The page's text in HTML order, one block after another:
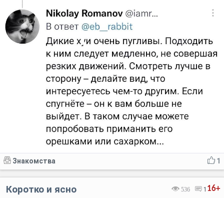
1
Знакомства
16+
536 1
Коротко и ясно